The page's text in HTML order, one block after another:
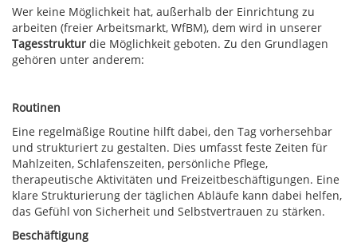
Wer keine Möglichkeit hat, außerhalb der Einrichtung zu
arbeiten (freier Arbeitsmarkt, WfBM), dem wird in unserer
Tagesstruktur die Möglichkeit geboten. Zu den Grundlagen
gehören unter anderem:
Routinen
Eine regelmäßige Routine hilft dabei, den Tag vorhersehbar
und strukturiert zu gestalten. Dies umfasst feste Zeiten für
Mahlzeiten, Schlafenszeiten, persönliche Pflege,
therapeutische Aktivitäten und Freizeitbeschäftigungen. Eine
klare Strukturierung der täglichen Abläufe kann dabei helfen,
das Gefühl von Sicherheit und Selbstvertrauen zu stärken.
Beschäftigung